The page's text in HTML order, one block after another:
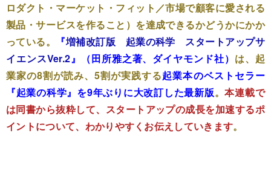
ロダクト・マーケット・フィット／市場で顧客に愛される
製品・サービスを作ること）を達成できるかどうかにかか
っている。
『増補改訂版 起業の科学 スタートアップサ
イエンスVer.2』（田所雅之著、ダイヤモンド社） は、起
業家の8割が読み、5割が実践する起業本のベストセラー
『起業の科学』を9年ぶりに大改訂した最新版。本連載で
は同書から抜粋して、スタートアップの成長を加速するポ
イントについて、わかりやすくお伝えしていきます。